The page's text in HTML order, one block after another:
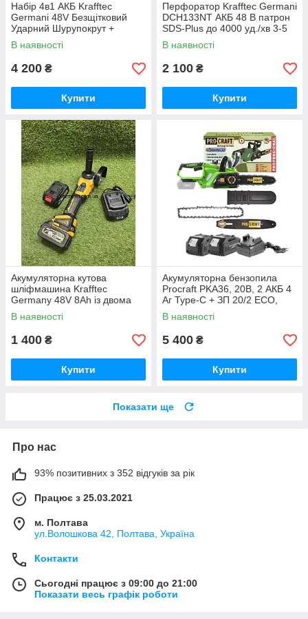
Набір 4в1 АКБ Krafftec
Germani 48V Безщітковий
Ударний Шурупокрут +
Перфоратор + Болгарка +
Гайковерт Набір 4в1
Німеччина Синій
В наявності
4 200 ₴
Купити
Перфоратор Krafftec Germani
DCH133NT АКБ 48 В патрон
SDS-Plus до 4000 уд./хв 3-5
Дж
В наявності
2 100 ₴
Купити
Акумуляторна кутова
шліфмашина Krafftec
Germany 48V 8Ah із двома
акумуляторами безщітковим
двигуном диском 125 мм БЕЗ
КЕЙСУ
В наявності
1 400 ₴
Купити
Акумуляторна бензопила
Procraft PKA36, 20В, 2 АКБ 4
Аг Type-C + ЗП 20/2 ECO,
шина 250 мм Німеччина
В наявності
5 400 ₴
Купити
Показати ще
Про нас
93% позитивних з 352 відгуків за рік
Працює з 25.03.2021
м. Полтава
ул.Волошкова 42, Полтава, Україна
Контакти
Сьогодні працює з 09:00 до 21:00
Показати весь графік роботи